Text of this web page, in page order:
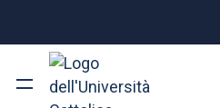
FACOLTÀ DI: ECONOMIA E